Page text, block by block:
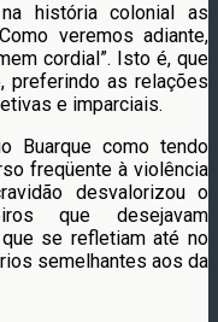
história colonial as
veremos adiante,
cordial”. Isto é, que
preferindo as relações
e imparciais.
Buarque como tendo
freqüente à violência
desvalorizou o
que desejavam
se refletiam até no
semelhantes aos da